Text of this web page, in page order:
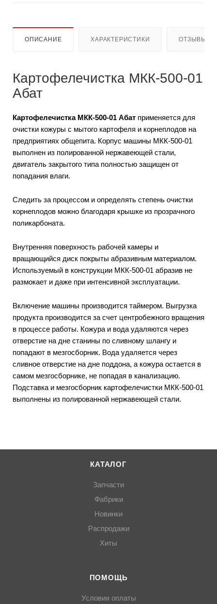
ОПИСАНИЕ ХАРАКТЕРИСТИКИ ОТЗЫВЫ
Картофелечистка МКК-500-01
Абат
Картофелечистка МКК-500-01 Абат применяется для
очистки кожуры с мытого картофеля и корнеплодов на
предприятиях общепита. Корпус машины МКК-500-01
выполнен из полированной нержавеющей стали,
двигатель закрытого типа полностью защищен от
попадания влаги.
Следить за процессом и определять степень очистки
корнеплодов можно благодаря крышке из прозрачного
поликарбоната.
Внутренняя поверхность рабочей камеры и
вращающийся диск покрыты абразивным материалом.
Используемый в конструкции МКК-500-01 абразив не
размокает и даже при интенсивной эксплуатации.
Включение машины производится таймером. Выгрузка
продукта производится за счет центробежного вращения
в процессе работы. Кожура и вода удаляются через
отверстие на дне станины по сливному шлангу и
попадают в мезгосборник. Вода удаляется через
сливное отверстие на дне поддона, а кожура остается в
самом мезгосборнике, не попадая в канализацию.
Подставка и мезгосборник картофелечистки МКК-500-01
выполнены из полированной нержавеющей стали.
КАТАЛОГ
Запчасти
Фабрики
Новинки
Распродажи
Хиты
ПОМОЩЬ
Условия оплаты